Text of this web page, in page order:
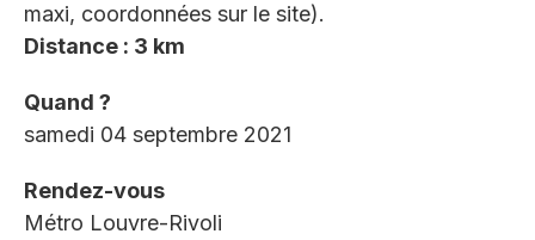
maxi, coordonnées sur le site).
Distance : 3 km
Quand ?
samedi 04 septembre 2021
Rendez-vous
Métro Louvre-Rivoli